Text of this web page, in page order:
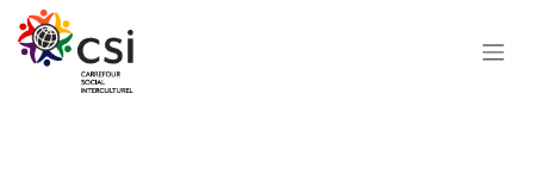
Se rendre au contenu